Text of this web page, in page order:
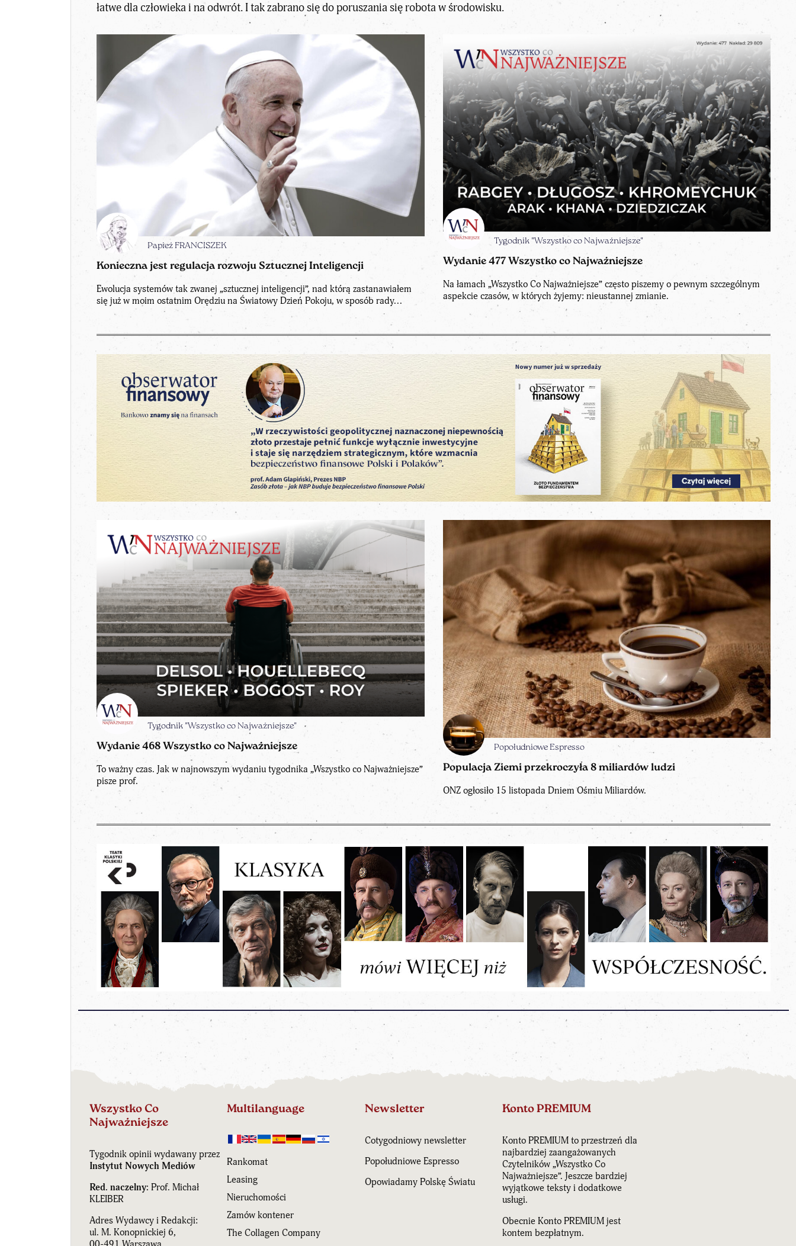
łatwe dla człowieka i na odwrót. I tak zabrano się do poruszania się robota w środowisku.
Papież FRANCISZEK
Konieczna jest regulacja rozwoju Sztucznej Inteligencji
Ewolucja systemów tak zwanej „sztucznej inteligencji”, nad którą zastanawiałem
się już w moim ostatnim Orędziu na Światowy Dzień Pokoju, w sposób rady...
Tygodnik "Wszystko co Najważniejsze"
Wydanie 477 Wszystko co Najważniejsze
Na łamach „Wszystko Co Najważniejsze” często piszemy o pewnym szczególnym
aspekcie czasów, w których żyjemy: nieustannej zmianie.
Tygodnik "Wszystko co Najważniejsze"
Wydanie 468 Wszystko co Najważniejsze
To ważny czas. Jak w najnowszym wydaniu tygodnika „Wszystko co Najważniejsze”
pisze prof.
Popołudniowe Espresso
Populacja Ziemi przekroczyła 8 miliardów ludzi
ONZ ogłosiło 15 listopada Dniem Ośmiu Miliardów.
Wszystko Co
Najważniejsze
Tygodnik opinii wydawany przez
Instytut Nowych Mediów
Red. naczelny: Prof. Michał
KLEIBER
Adres Wydawcy i Redakcji:
ul. M. Konopnickiej 6,
Multilanguage
Rankomat
Leasing
Nieruchomości
Zamów kontener
The Collagen Company
Newsletter
Cotygodniowy newsletter
Popołudniowe Espresso
Opowiadamy Polskę Światu
Konto PREMIUM
Konto PREMIUM to przestrzeń dla
najbardziej zaangażowanych
Czytelników „Wszystko Co
Najważniejsze”. Jeszcze bardziej
wyjątkowe teksty i dodatkowe
usługi.
Obecnie Konto PREMIUM jest
kontem bezpłatnym.